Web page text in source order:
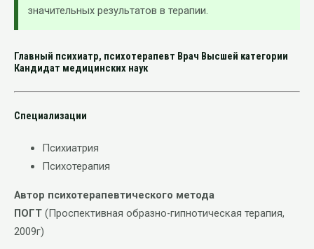
значительных результатов в терапии.
Главный психиатр, психотерапевт Врач Высшей категории
Кандидат медицинских наук
Специализации
Психиатрия
Психотерапия
Автор психотерапевтического метода
ПОГТ (Проспективная образно-гипнотическая терапия,
2009г)